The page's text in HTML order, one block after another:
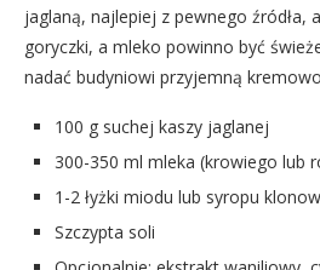
jaglaną, najlepiej z pewnego źródła,
goryczki, a mleko powinno być
nadać budyniowi przyjemną
100 g suchej kaszy jaglanej
300-350 ml mleka (krowiego lub
1-2 łyżki miodu lub syropu
Szczypta soli